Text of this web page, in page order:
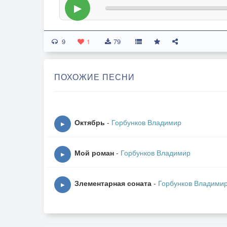
▶
9 1 79
ПОХОЖИЕ ПЕСНИ
▶ Октябрь - Горбунков Владимир
▶ Мой роман - Горбунков Владимир
▶ Злементарная соната - Горбунков